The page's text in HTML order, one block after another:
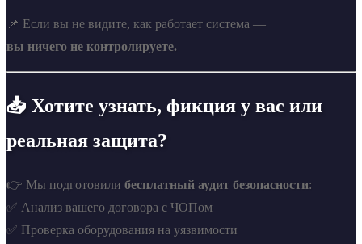
📌 Если вы не видите, как работает система —
вы ничего не контролируете.
📥 Хотите узнать, фикция у вас или
реальная защита?
👉 Мы подготовили бесплатный аудит безопасности:
✅ Анализ вашего договора с ЧОПом
✅ Проверка оборудования на уязвимости